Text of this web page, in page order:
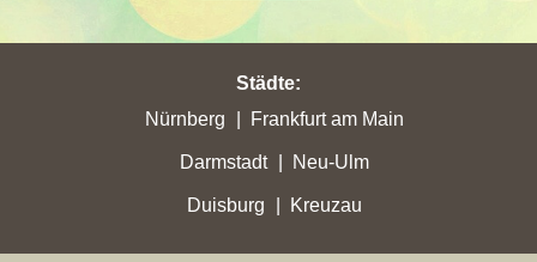
Städte:
Nürnberg
Frankfurt am Main
Darmstadt Neu-Ulm
Duisburg Kreuzau